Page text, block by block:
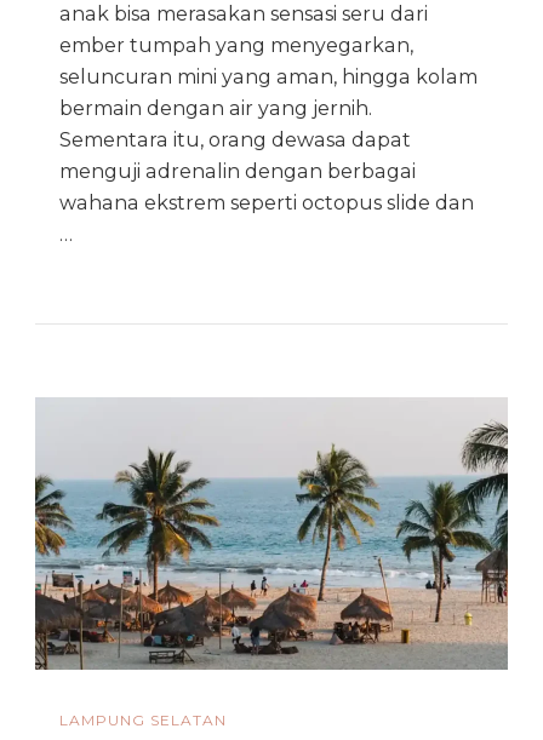
anak bisa merasakan sensasi seru dari
ember tumpah yang menyegarkan,
seluncuran mini yang aman, hingga kolam
bermain dengan air yang jernih.
Sementara itu, orang dewasa dapat
menguji adrenalin dengan berbagai
wahana ekstrem seperti octopus slide dan
…
LAMPUNG SELATAN